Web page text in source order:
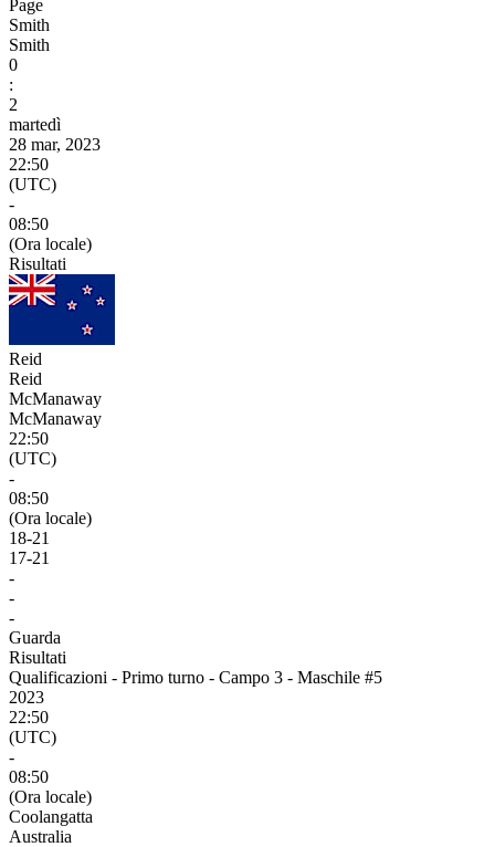
Page
Smith
Smith
0
:
2
martedì
28 mar, 2023
22:50
(UTC)
-
08:50
(Ora locale)
Risultati
Reid
Reid
McManaway
McManaway
22:50
(UTC)
-
08:50
(Ora locale)
18-21
17-21
-
-
-
Guarda
Risultati
Qualificazioni - Primo turno - Campo 3 - Maschile #5
2023
22:50
(UTC)
-
08:50
(Ora locale)
Coolangatta
Australia